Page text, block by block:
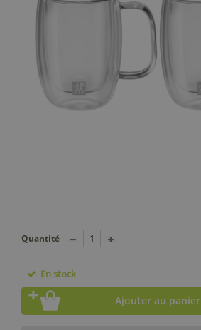
Quantité
En stock
Ajouter au panier